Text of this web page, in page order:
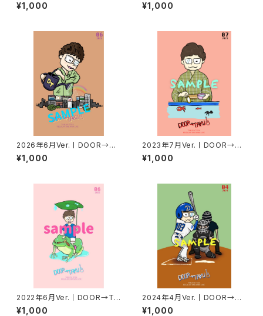
¥1,000 ¥1,000
2026年6月Ver.丨DOOR→TA
KUポストカード
¥1,000
2023年7月Ver.丨DOOR→TA
KUポストカード
¥1,000
2022年6月Ver.丨DOOR→TA
KUポストカード
¥1,000
2024年4月Ver.丨DOOR→TA
KUポストカード
¥1,000